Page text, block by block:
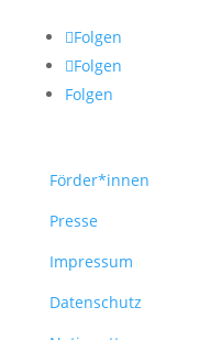
Folgen
Folgen
Folgen
Förder*innen
Presse
Impressum
Datenschutz